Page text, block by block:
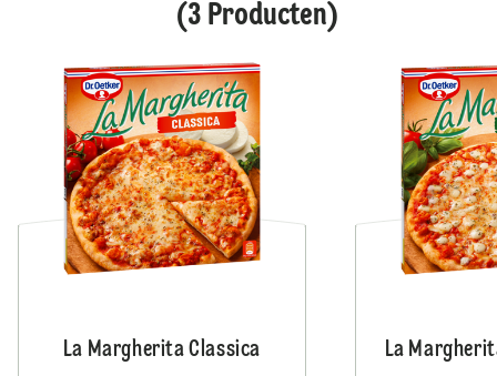
(3 Producten)
La Margherita Classica La